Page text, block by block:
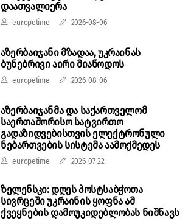
დაათვალიერა
europetime 2026-08-06
აზერბაიჯანი მზადაა, უკრაინას
ბუნებრივი აირი მიაწოდოს
europetime 2026-08-06
აზერბაიჯანმა და საქართველომ
საერთაშორისო სატვირთო
გადაზიდვებისთვის ელექტრონული
ნებართვების სისტემა აამოქმედეს
europetime 2026-07-22
ზელენსკი: დღეს პოსტსაბჭოთა
სივრცეში უკრაინის ყოფნა ამ
ქვეყნების დამოუკიდებლობას ნიშნავს